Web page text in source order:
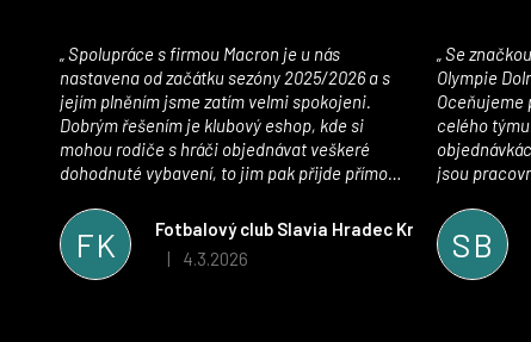
FK
Fotbalový club Slavia Hradec Králové z.s.
Hodnocení obchodu je 5 z 5 hvězdiček.
4.3.2026
nastavena od začátku sezóny 2025/2026 a s
jejím plněním jsme zatím velmi spokojeni.
Dobrým řešením je klubový eshop, kde si
mohou rodiče s hráči objednávat veškeré
dohodnuté vybavení, to jim pak přijde přímo
oblečením jsme spokojeni, stejně tak s
komunikací a snahou řešit všechny záležitosti
velmi rychle a ke spokojenosti obou stran.
SB
Olympie
Oceňujeme
celého
jsou
vynikající a